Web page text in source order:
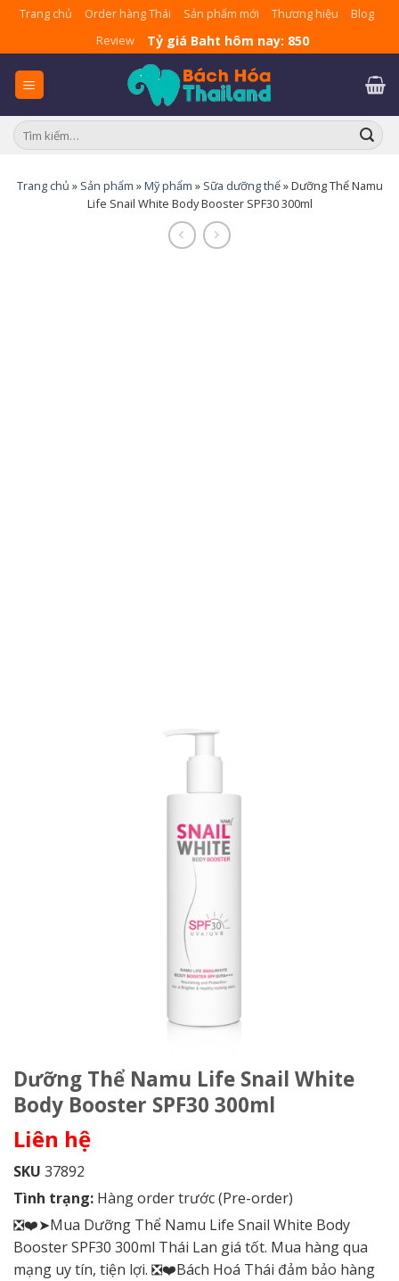
Skip
content
Trang chủ Order hàng Thái Sản phẩm mới Thương hiệu
Blog
Review
Tỷ giá Baht hôm nay: 850
Tìm
kiếm:
Trang chủ » Sản phẩm »Mỹ phẩm » Sữa dưỡng thể»Dưỡng Thể Namu
Life Snail White Body Booster SPF30 300ml
Dưỡng Thể Namu Life Snail White
Body Booster SPF30 300ml
Liên hệ
SKU 37892
Tình trạng: Hàng order trước (Pre-order)
❎❤️➤Mua Dưỡng Thể Namu Life Snail White Body
Booster SPF30 300ml Thái Lan giá tốt. Mua hàng qua
mạng uy tín, tiện lợi. ❎❤️Bách Hoá Thái đảm bảo hàng